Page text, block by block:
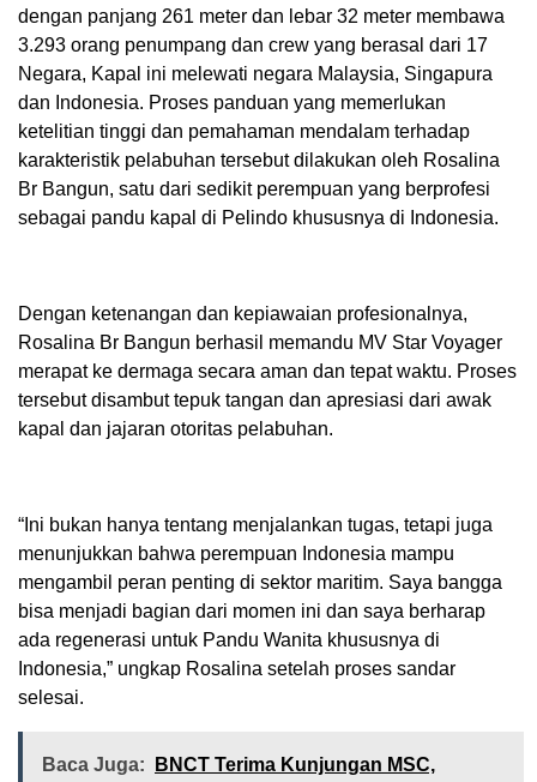
dengan panjang 261 meter dan lebar 32 meter membawa
3.293 orang penumpang dan crew yang berasal dari 17
Negara, Kapal ini melewati negara Malaysia, Singapura
dan Indonesia. Proses panduan yang memerlukan
ketelitian tinggi dan pemahaman mendalam terhadap
karakteristik pelabuhan tersebut dilakukan oleh Rosalina
Br Bangun, satu dari sedikit perempuan yang berprofesi
sebagai pandu kapal di Pelindo khususnya di Indonesia.
Dengan ketenangan dan kepiawaian profesionalnya,
Rosalina Br Bangun berhasil memandu MV Star Voyager
merapat ke dermaga secara aman dan tepat waktu. Proses
tersebut disambut tepuk tangan dan apresiasi dari awak
kapal dan jajaran otoritas pelabuhan.
“Ini bukan hanya tentang menjalankan tugas, tetapi juga
menunjukkan bahwa perempuan Indonesia mampu
mengambil peran penting di sektor maritim. Saya bangga
bisa menjadi bagian dari momen ini dan saya berharap
ada regenerasi untuk Pandu Wanita khususnya di
Indonesia,” ungkap Rosalina setelah proses sandar
selesai.
Baca Juga:
BNCT Terima Kunjungan MSC,